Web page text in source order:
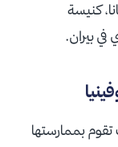
كنيسة
بيران.
بممارستها